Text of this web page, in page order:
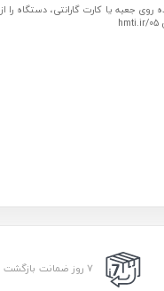
جعبه یا کارت گارانتی، دستگاه را از
۷ روز ضمانت بازگشت